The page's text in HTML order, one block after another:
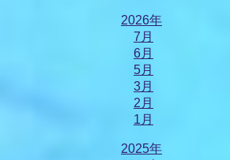
2026年
7月
6月
5月
3月
2月
1月
2025年